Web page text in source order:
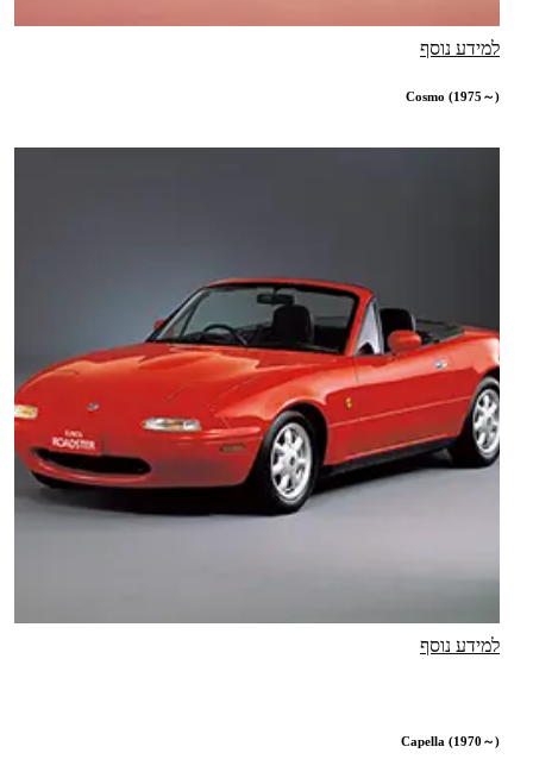
למידע נוסף
Cosmo (1975～)
למידע נוסף
Capella (1970～)